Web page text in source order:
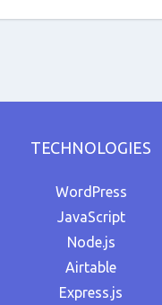
TECHNOLOGIES
WordPress
JavaScript
Node.js
Airtable
Express.js